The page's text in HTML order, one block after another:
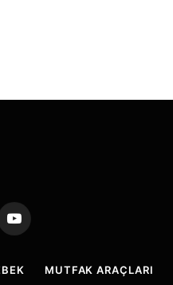
YouTube
MUTFAK ARAÇLARI